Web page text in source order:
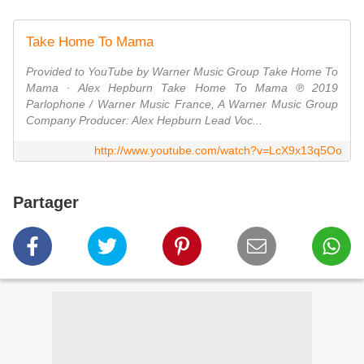
Take Home To Mama
Provided to YouTube by Warner Music Group Take Home To
Mama · Alex Hepburn Take Home To Mama ℗ 2019
Parlophone / Warner Music France, A Warner Music Group
Company Producer: Alex Hepburn Lead Voc...
http://www.youtube.com/watch?v=LcX9x13q5Oo
Partager